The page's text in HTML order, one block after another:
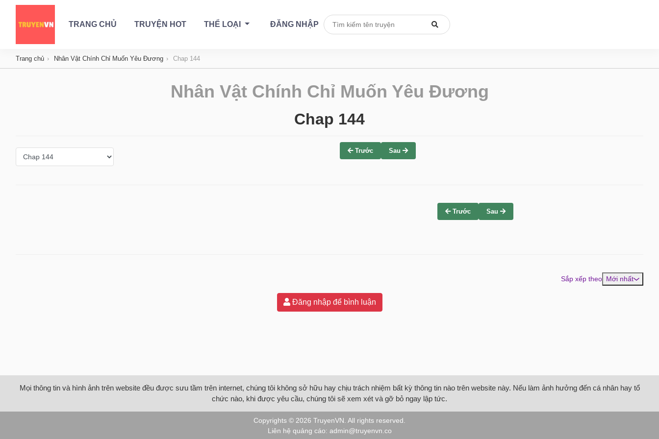
TRANG CHỦ TRUYỆN HOT THỂ LOẠI ĐĂNG NHẬP
Trang chủ Nhân Vật Chính Chỉ Muốn Yêu Đương Chap 144
Nhân Vật Chính Chỉ Muốn Yêu Đương
Chap 144
Trước Sau
Trước Sau
Sắp xếp theo Mới nhất
Đăng nhập để bình luận
Mọi thông tin và hình ảnh trên website đều được sưu tầm trên internet, chúng tôi không sở hữu hay chịu trách nhiệm bất kỳ thông tin nào trên website này. Nếu làm ảnh hưởng đến cá nhân hay tổ
chức nào, khi được yêu cầu, chúng tôi sẽ xem xét và gỡ bỏ ngay lập tức.
Copyrights © 2026 TruyenVN . All rights reserved.
Liên hệ quảng cáo: admin@truyenvn.co